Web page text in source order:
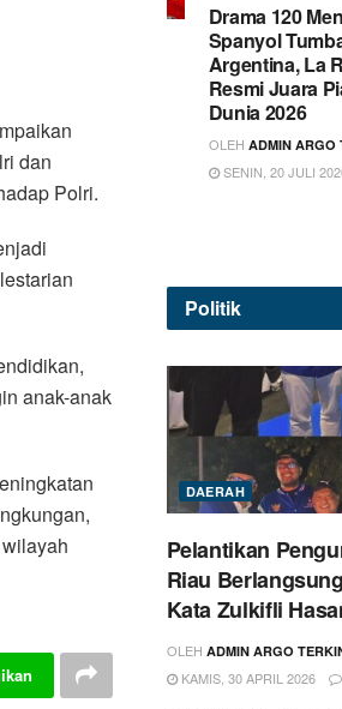
dan
Polri.
anak-anak
Drama 120
Spanyol
Argentina, La
Resmi Juara
Dunia 2026
OLEH ADMIN ARGO
SENIN, 20 JULI
Politik
DAERAH
Pelantikan
Riau
Kata Zulkifli
OLEH ADMIN ARGO
KAMIS, 30 APRIL 2026